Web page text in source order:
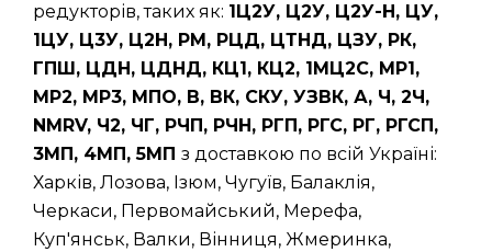
редукторів, таких як: 1Ц2У, Ц2У, Ц2У-Н, ЦУ,
1ЦУ, Ц3У, Ц2Н, РМ, РЦД, ЦТНД, ЦЗУ, РК,
ГПШ, ЦДН, ЦДНД, КЦ1, КЦ2, 1МЦ2С, МР1,
МР2, МР3, МПО, В, ВК, СКУ, УЗВК, А, Ч, 2Ч,
NMRV, Ч2, ЧГ, РЧП, РЧН, РГП, РГС, РГ, РГСП,
3МП, 4МП, 5МП з доставкою по всій Україні:
Харків, Лозова, Ізюм, Чугуїв, Балаклія,
Черкаси, Первомайський, Мерефа,
Куп'янськ, Валки, Вінниця, Жмеринка,